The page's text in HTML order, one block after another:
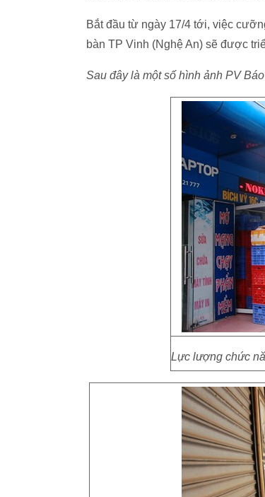
Bắt đầu từ ngày 17/4 tới, việc
bàn TP Vinh (Nghệ An) sẽ được
Sau đây là một số hình ảnh PV
Lực lượng chức